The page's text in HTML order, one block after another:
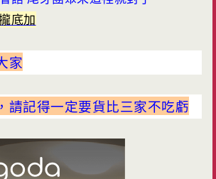
底加
家
請記得一定要貨比三家不吃虧